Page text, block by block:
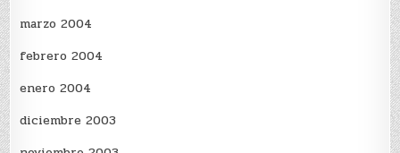
marzo 2004
febrero 2004
enero 2004
diciembre 2003